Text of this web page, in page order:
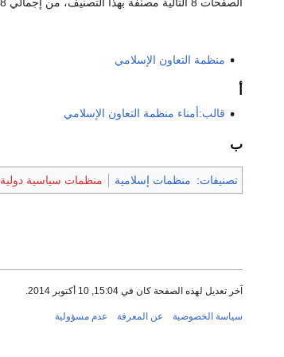
منظمة التعاون الإسلامي
قالب:أمناء منظمة التعاون الإسلامي
ب
تصنيفات: منظمات إسلامية منظمات سياسية دولية
آخر تعديل لهذه الصفحة كان في 15:04, 10 أكتوبر 2014.
سياسة الخصوصية عن المعرفة عدم مسؤولية